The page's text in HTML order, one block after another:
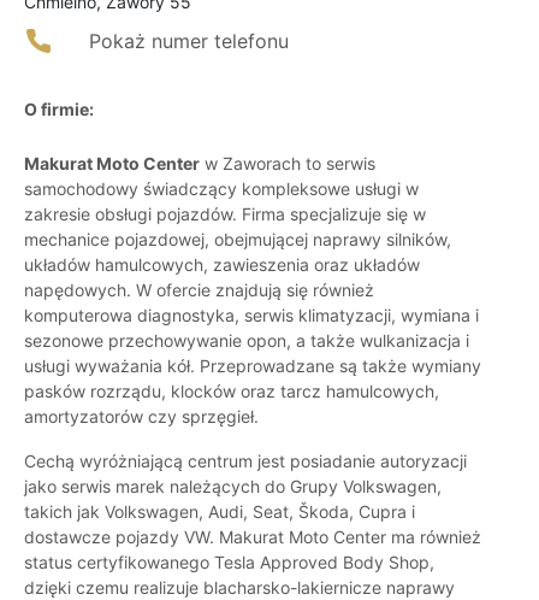
Pokaż numer telefonu
O firmie:
Makurat Moto Center w Zaworach to serwis
samochodowy świadczący kompleksowe usługi w
zakresie obsługi pojazdów. Firma specjalizuje się w
mechanice pojazdowej, obejmującej naprawy silników,
układów hamulcowych, zawieszenia oraz układów
napędowych. W ofercie znajdują się również
komputerowa diagnostyka, serwis klimatyzacji, wymiana i
sezonowe przechowywanie opon, a także wulkanizacja i
usługi wyważania kół. Przeprowadzane są także wymiany
pasków rozrządu, klocków oraz tarcz hamulcowych,
amortyzatorów czy sprzęgieł.
Cechą wyróżniającą centrum jest posiadanie autoryzacji
jako serwis marek należących do Grupy Volkswagen,
takich jak Volkswagen, Audi, Seat, Škoda, Cupra i
dostawcze pojazdy VW. Makurat Moto Center ma również
status certyfikowanego Tesla Approved Body Shop,
dzięki czemu realizuje blacharsko-lakiernicze naprawy